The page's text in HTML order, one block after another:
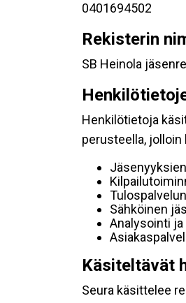
0401694502
Rekisterin
SB Heinola
Henkilötietoja
perusteella,
Sähköinen
Analysointi
Käsiteltävät
Seura käsittelee